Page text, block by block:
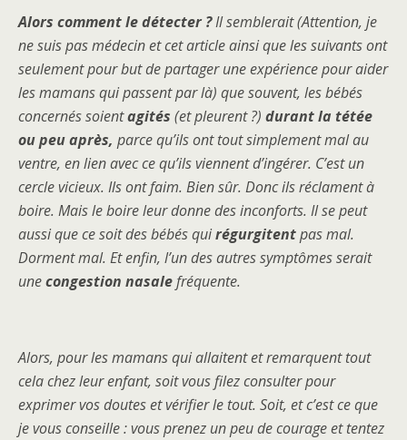
Alors comment le détecter ?Il semblerait (Attention, je
ne suis pas médecin et cet article ainsi que les suivants ont
seulement pour but de partager une expérience pour aider
les mamans qui passent par là) que souvent, les bébés
concernés soientagités (et pleurent ?) durant la tétée
ou peu après, parce qu’ils ont tout simplement mal au
ventre, en lien avec ce qu’ils viennent d’ingérer. C’est un
cercle vicieux. Ils ont faim. Bien sûr. Donc ils réclament à
boire. Mais le boire leur donne des inconforts. Il se peut
aussi que ce soit des bébés quirégurgitentpas mal.
Dorment mal. Et enfin, l’un des autres symptômes serait
unecongestion nasalefréquente.
Alors, pour les mamans qui allaitent et remarquent tout
cela chez leur enfant, soit vous filez consulter pour
exprimer vos doutes et vérifier le tout. Soit, et c’est ce que
je vous conseille : vous prenez un peu de courage et tentez